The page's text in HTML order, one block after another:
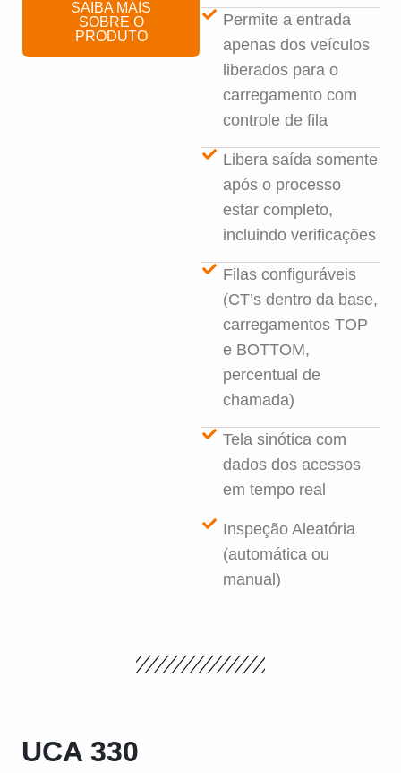
Permite a entrada
apenas dos veículos
liberados para o
carregamento com
controle de fila
Libera saída somente
após o processo
estar completo,
incluindo verificações
Filas configuráveis
(CT’s dentro da base,
carregamentos TOP
e BOTTOM,
percentual de
chamada)
Tela sinótica com
dados dos acessos
em tempo real
Inspeção Aleatória
(automática ou
manual)
SAIBA MAIS
SOBRE O
PRODUTO
UCA 330